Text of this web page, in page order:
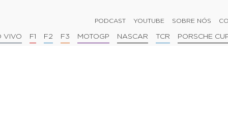
PODCAST YOUTUBE SOBRE NÓS
VIVO F1 F2 F3 MOTOGP NASCAR TCR PORSCHE